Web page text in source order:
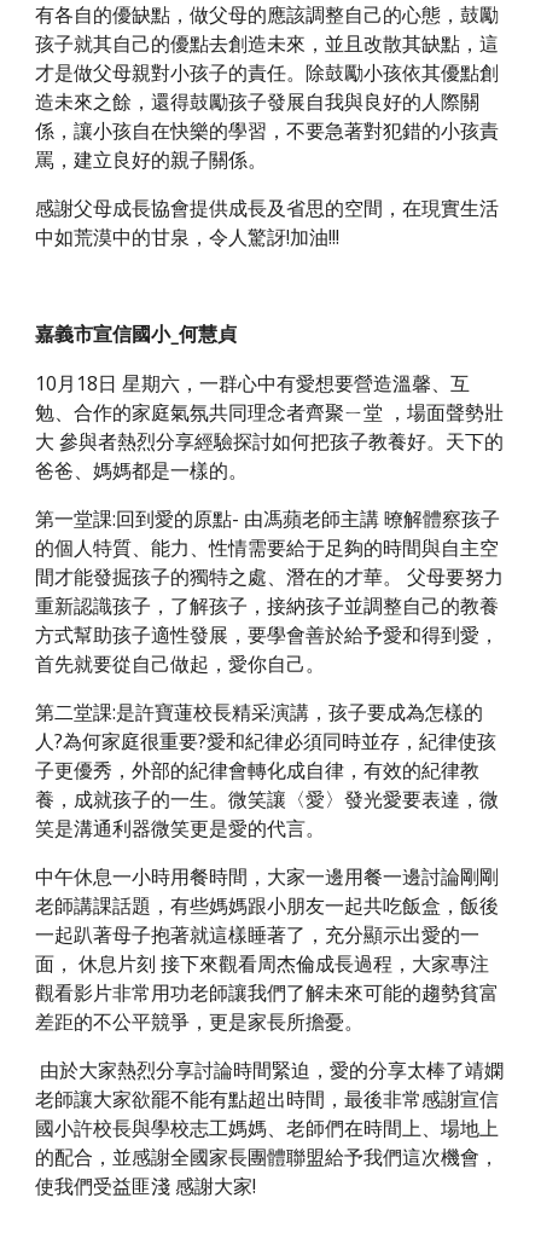
有各自的優缺點，做父母的應該調整自己的心態，鼓勵
孩子就其自己的優點去創造未來，並且改散其缺點，這
才是做父母親對小孩子的責任。除鼓勵小孩依其優點創
造未來之餘，還得鼓勵孩子發展自我與良好的人際關
係，讓小孩自在快樂的學習，不要急著對犯錯的小孩責
罵，建立良好的親子關係。
感謝父母成長協會提供成長及省思的空間，在現實生活
中如荒漠中的甘泉，令人驚訝!加油!!!
嘉義市宣信國小_何慧貞
10月18日 星期六，一群心中有愛想要營造溫馨、互
勉、合作的家庭氣氛共同理念者齊聚ㄧ堂 ，場面聲勢壯
大 參與者熱烈分享經驗探討如何把孩子教養好。天下的
爸爸、媽媽都是一樣的。
第一堂課:回到愛的原點- 由馮蘋老師主講 暸解體察孩子
的個人特質、能力、性情需要給于足夠的時間與自主空
間才能發掘孩子的獨特之處、潛在的才華。 父母要努力
重新認識孩子，了解孩子，接納孩子並調整自己的教養
方式幫助孩子適性發展，要學會善於給予愛和得到愛，
首先就要從自己做起，愛你自己。
第二堂課:是許寶蓮校長精采演講，孩子要成為怎樣的
人?為何家庭很重要?愛和紀律必須同時並存，紀律使孩
子更優秀，外部的紀律會轉化成自律，有效的紀律教
養，成就孩子的一生。微笑讓〈愛〉發光愛要表達，微
笑是溝通利器微笑更是愛的代言。
中午休息一小時用餐時間，大家一邊用餐一邊討論剛剛
老師講課話題，有些媽媽跟小朋友一起共吃飯盒，飯後
一起趴著母子抱著就這樣睡著了，充分顯示出愛的一
面， 休息片刻 接下來觀看周杰倫成長過程，大家專注
觀看影片非常用功老師讓我們了解未來可能的趨勢貧富
差距的不公平競爭，更是家長所擔憂。
老師讓大家欲罷不能有點超出時間，最後非常感謝宣信
國小許校長與學校志工媽媽、老師們在時間上、場地上
的配合，並感謝全國家長團體聯盟給予我們這次機會，
使我們受益匪淺 感謝大家!